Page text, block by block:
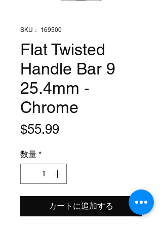
SKU： 169500
Flat Twisted
Handle Bar 9
25.4mm -
Chrome
$55.99価
数量 *
カートに追加する